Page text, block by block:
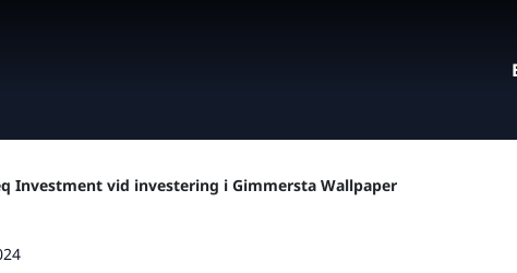
Investment vid investering i Gimmersta Wallpaper